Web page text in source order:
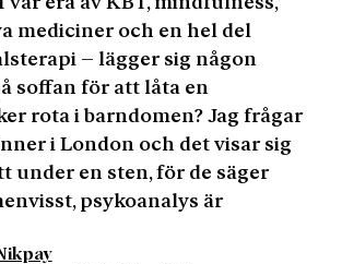
mediciner och en hel del
– lägger sig någon
soffan för att låta en
rota i barndomen? Jag frågar
i London och det visar sig
under en sten, för de säger
psykoanalys är